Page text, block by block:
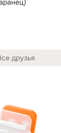
друзья